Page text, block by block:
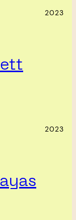
2023
2023